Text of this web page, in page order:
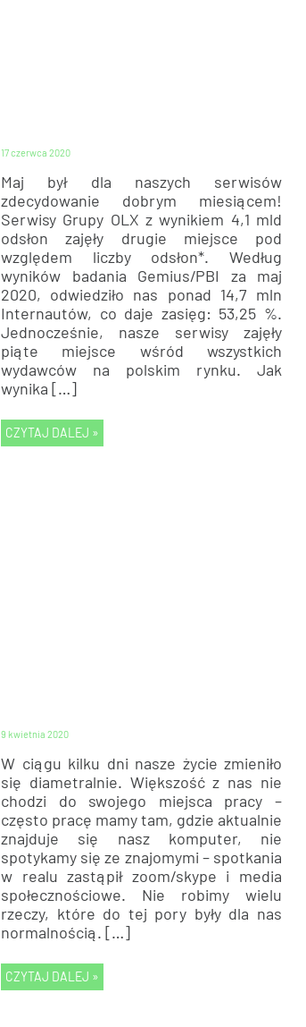
17 czerwca 2020
Maj był dla naszych serwisów
zdecydowanie dobrym miesiącem!
Serwisy Grupy OLX z wynikiem 4,1 mld
odsłon zajęły drugie miejsce pod
względem liczby odsłon*. Według
wyników badania Gemius/PBI za maj
2020, odwiedziło nas ponad 14,7 mln
Internautów, co daje zasięg: 53,25 %.
Jednocześnie, nasze serwisy zajęły
piąte miejsce wśród wszystkich
wydawców na polskim rynku. Jak
wynika […]
CZYTAJ DALEJ »
9 kwietnia 2020
W ciągu kilku dni nasze życie zmieniło
się diametralnie. Większość z nas nie
chodzi do swojego miejsca pracy –
często pracę mamy tam, gdzie aktualnie
znajduje się nasz komputer, nie
spotykamy się ze znajomymi – spotkania
w realu zastąpił zoom/skype i media
społecznościowe. Nie robimy wielu
rzeczy, które do tej pory były dla nas
normalnością. […]
CZYTAJ DALEJ »